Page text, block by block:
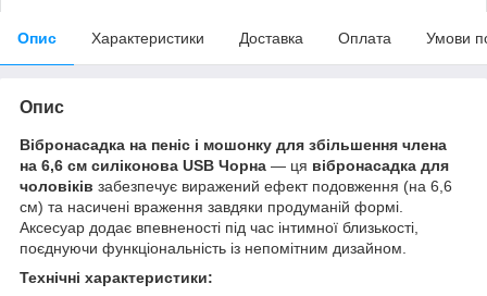
Опис Характеристики Доставка Оплата Умови
Опис
Вібронасадка на пеніс і мошонку для збільшення члена
на 6,6 см силіконова USB Чорна — ця вібронасадка для
чоловіків забезпечує виражений ефект подовження (на 6,6
см) та насичені враження завдяки продуманій формі.
Аксесуар додає впевненості під час інтимної близькості,
поєднуючи функціональність із непомітним дизайном.
Технічні характеристики: